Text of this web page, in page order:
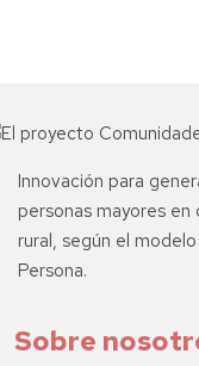
Innovación para
personas mayores
rural, según el
Persona.
Sobre